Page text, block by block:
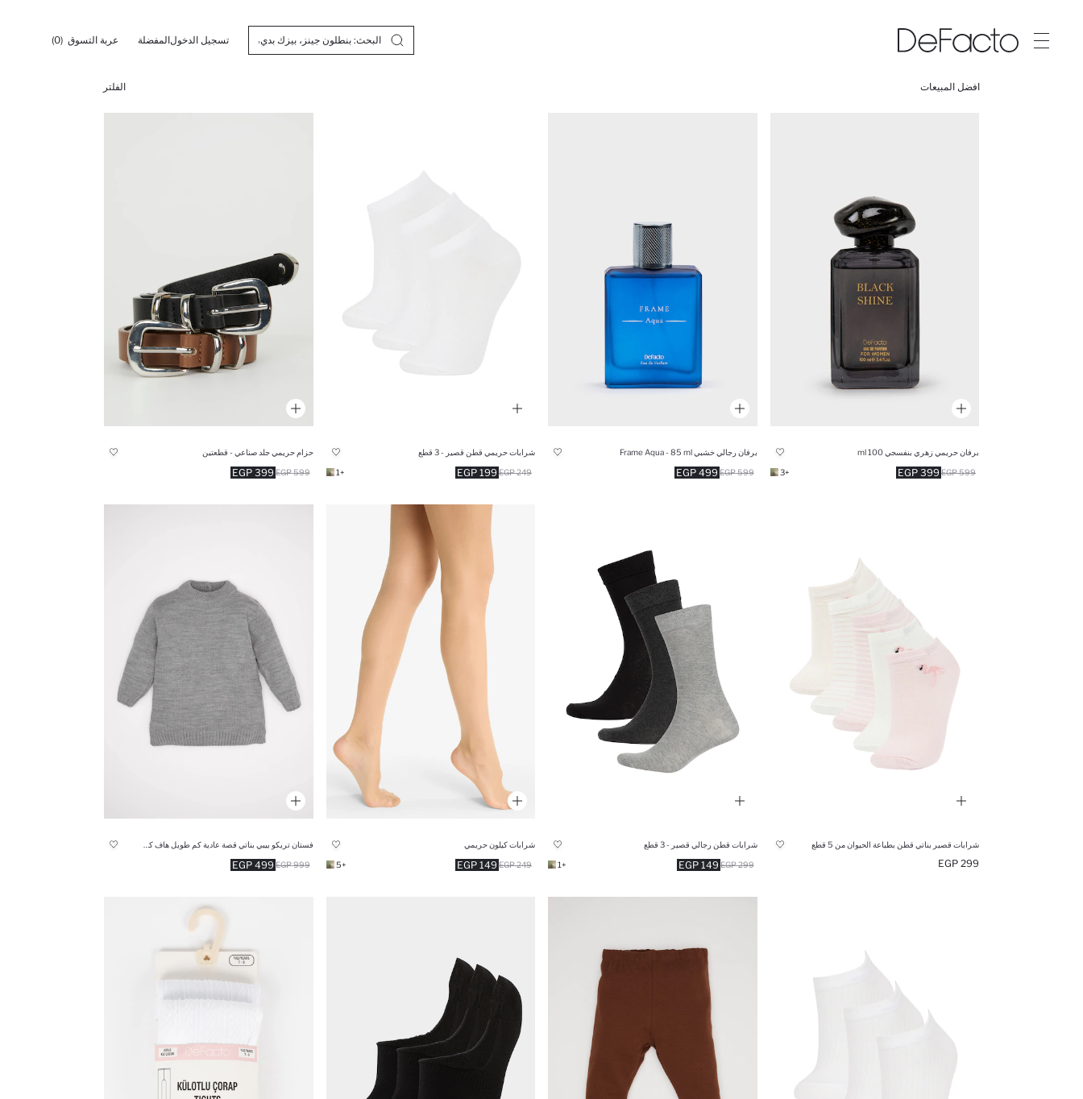
تسجيل الدخولالمفضلة عربة التسوق (0)
افضل المبيعات الفلتر
برفان حريمي زهري بنفسجي 100 ml
399 EGP 599 EGP
+3
برفان رجالي خشبي Frame Aqua - 85 ml
499 EGP 599 EGP
شرابات حريمي قطن قصير - 3 قطع
199 EGP 249 EGP
+1
حزام حريمي جلد صناعي - قطعتين
399 EGP 599 EGP
شرابات قصير بناتي قطن بطباعة الحيوان من 5 قطع
299 EGP
شرابات قطن رجالي قصير - 3 قطع
149 EGP 299 EGP
+1
شرابات كيلون حريمي
149 EGP 249 EGP
+5
499 EGP 999 EGP